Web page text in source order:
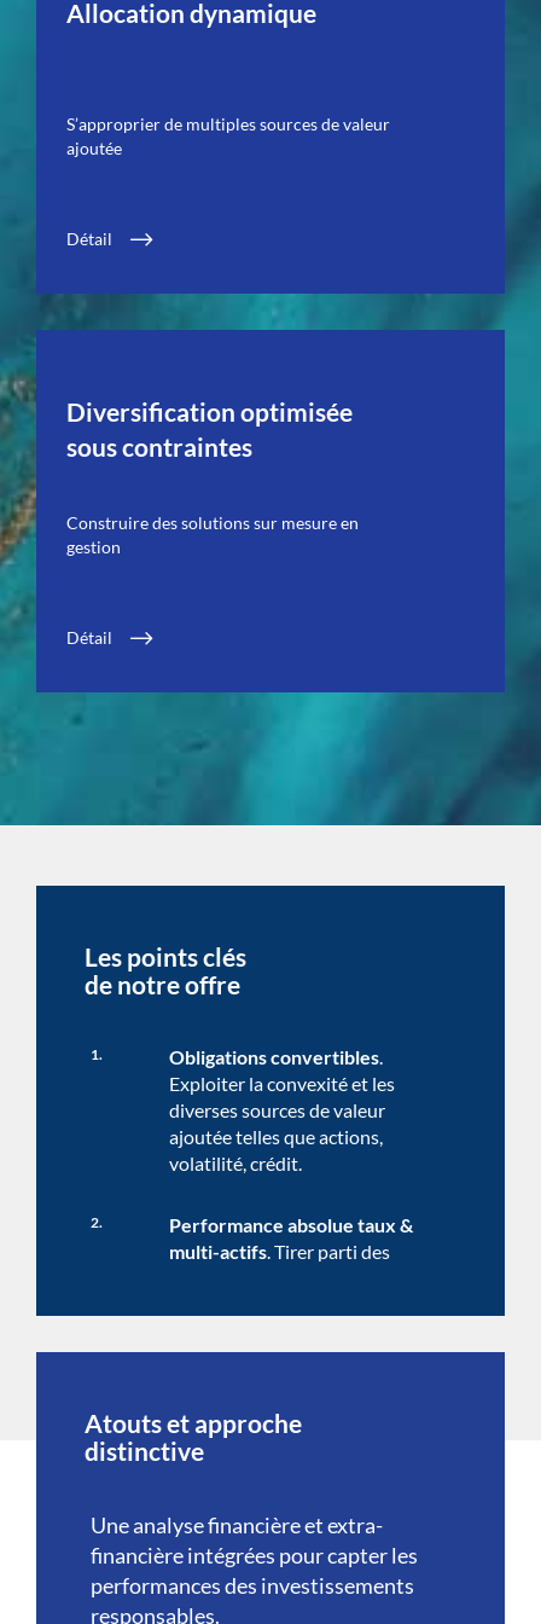
Allocation dynamique
S’approprier de multiples sources de valeur
ajoutée
Détail
Diversification optimisée
sous contraintes
Construire des solutions sur mesure en
gestion
Détail
Les points clés
de notre offre
1. Obligations convertibles.
Exploiter la convexité et les
diverses sources de valeur
ajoutée telles que actions,
volatilité, crédit.
2.
Performance absolue taux &
multi-actifs. Tirer parti des
marché et en cherchant
quel que soit le contexte.
sources de valeur ajoutée en
détectant les classes d’actifs les
plus prometteuses et les
allouant de manière optimale.
Atouts et approche
distinctive
Une analyse financière et extra-
financière intégrées pour capter les
performances des investissements
responsables.